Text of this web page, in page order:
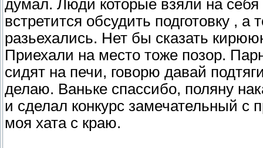
думал. Люди которые взяли на себя
встретится обсудить подготовку , а
разьехались. Нет бы сказать
Приехали на место тоже позор.
сидят на печи, говорю давай
делаю. Ваньке спассибо, поляну
и сделал конкурс замечательный
моя хата с краю.